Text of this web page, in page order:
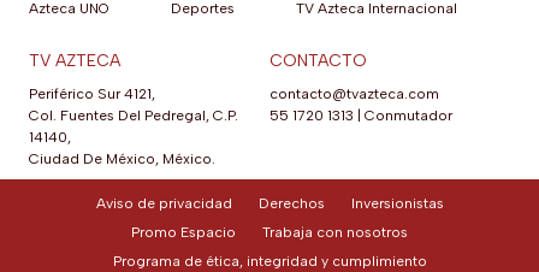
Azteca UNO
Deportes
TV Azteca Internacional
TV AZTECA
Periférico Sur 4121,
Col. Fuentes Del Pedregal, C.P.
14140,
Ciudad De México, México.
CONTACTO
contacto@tvazteca.com
55 1720 1313
Conmutador
Aviso de privacidad Derechos
Inversionistas
Promo Espacio
Trabaja con nosotros
Programa de ética, integridad y cumplimiento